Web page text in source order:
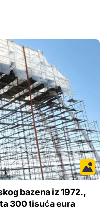
bazena iz 1972.,
300 tisuća eura